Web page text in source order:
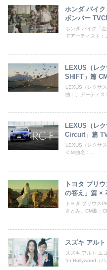
ホンダ バイ
ボンバー
ホンダ バイク「
てアーティスト：
LEXUS（レ
SHIFT」篇
LEXUS（レクサ
曲：、アーティス
LEXUS（レ
Circuit」篇
LEXUS（レクサ
ＣＭ曲名：...
トヨタ プリ
の答え」篇 ×
トヨタ プリウス
さとみ、CM曲：
スズキ アル
スズキ アルト エ
for Hollywood（ハ